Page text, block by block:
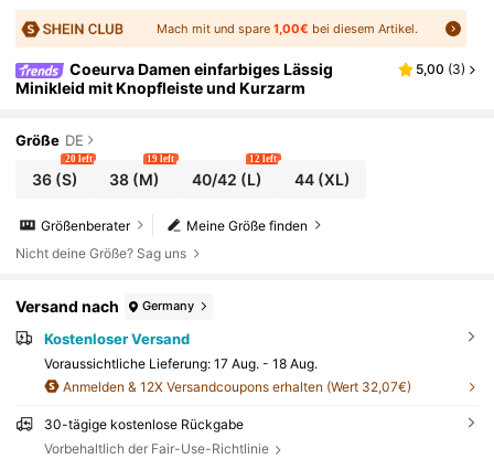
Mach mit und spare1,00€ bei diesem Artikel.
Coeurva Damen einfarbiges Lässig
Minikleid mit Knopfleiste und Kurzarm
5,00 (3)
Größe DE
36(S)
20 left
38 (M)
19 left
40/42 (L)
12 left
44(XL)
Meine Größe finden
Größenberater
Nicht deine Größe? Sag uns
Versand nach Germany
Kostenloser Versand
Voraussichtliche Lieferung: 17 Aug. - 18 Aug.
Anmelden & 12X Versandcoupons erhalten (Wert 32,07€)
30-tägige kostenlose Rückgabe
Vorbehaltlich der Fair-Use-Richtlinie